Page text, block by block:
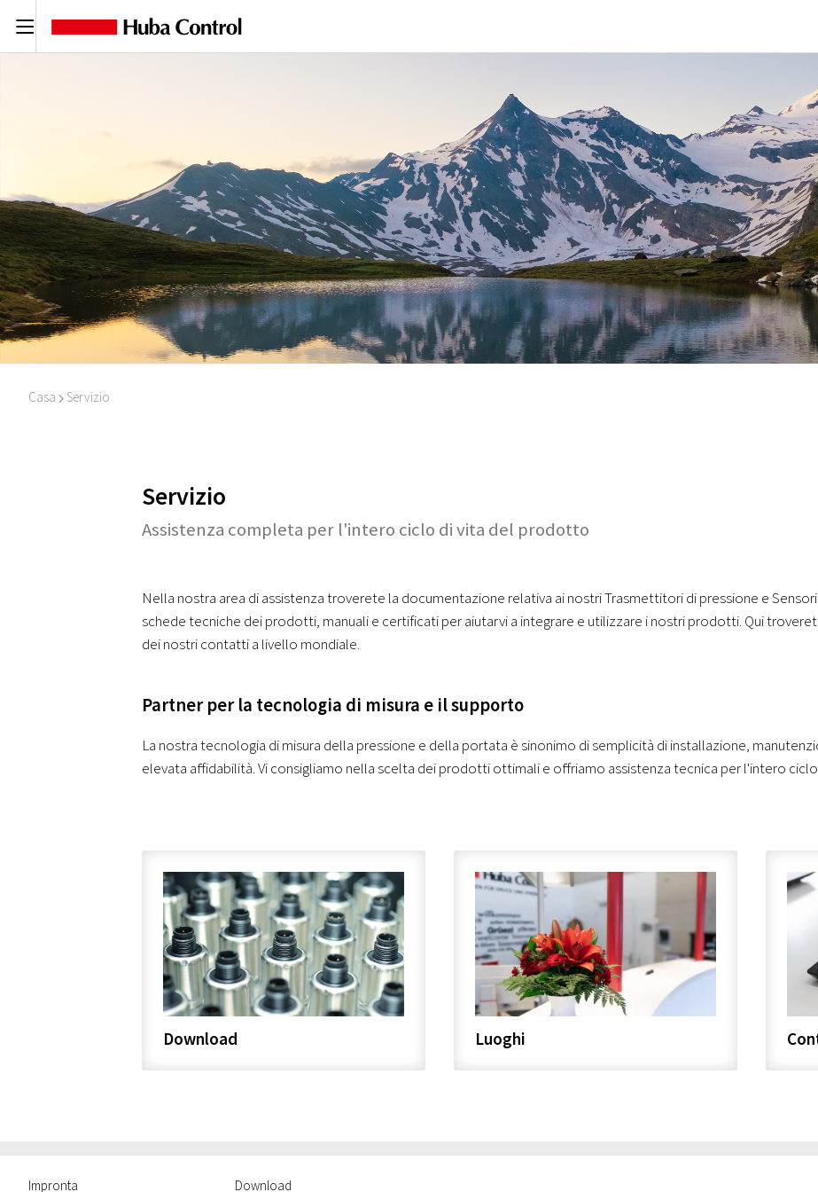
C
Casa I Servizio
Servizio
Assistenza completa per l'intero ciclo di vita del prodotto
Nella nostra area di assistenza troverete la documentazione relativa ai nostri Trasmettitori di pressione e
schede tecniche dei prodotti, manuali e certificati per aiutarvi a integrare e utilizzare i nostri prodotti. Qui
dei nostri contatti a livello mondiale.
Partner per la tecnologia di misura e il supporto
La nostra tecnologia di misura della pressione e della portata è sinonimo di semplicità di installazione,
elevata affidabilità. Vi consigliamo nella scelta dei prodotti ottimali e offriamo assistenza tecnica per l'intero ciclo
Download Luoghi
Impronta Download